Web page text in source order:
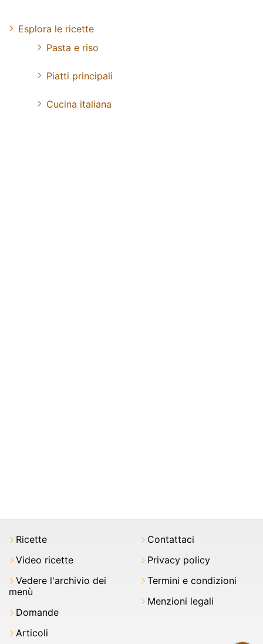
Esplora le ricette
Pasta e riso
Piatti principali
Cucina italiana
Ricette
Video ricette
Vedere l'archivio dei
menù
Domande
Articoli
Contattaci
Privacy policy
Termini e condizioni
Menzioni legali